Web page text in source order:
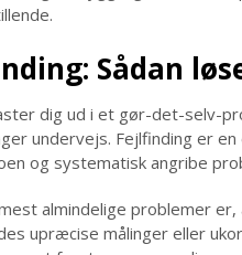
Sådan
dig ud i et gør-det-selv-
undervejs. Fejlfinding er
og systematisk angribe
almindelige problemer
upræcise målinger eller